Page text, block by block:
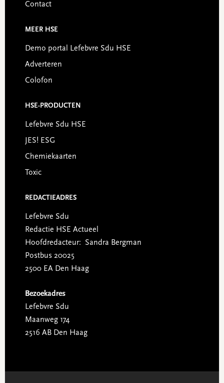
Contact
MEER HSE
Demo portal Lefebvre Sdu HSE
Adverteren
Colofon
HSE-PRODUCTEN
Lefebvre Sdu HSE
JES! ESG
Chemiekaarten
Toxic
REDACTIEADRES
Lefebvre Sdu
Redactie HSE Actueel
Hoofdredacteur: Sandra Bergman
Postbus 20025
2500 EA Den Haag
Bezoekadres
Lefebvre Sdu
Maanweg 174
2516 AB Den Haag